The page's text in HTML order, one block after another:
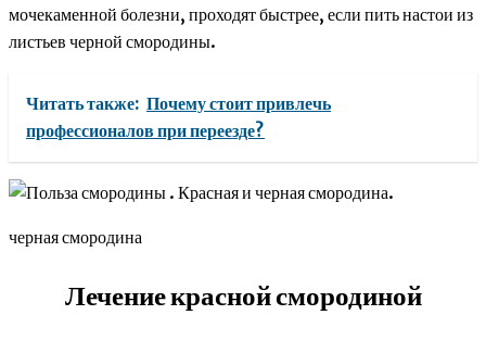
мочекаменной болезни, проходят быстрее, если пить настои из
листьев черной смородины.
Читать также: Почему стоит привлечь
профессионалов при переезде?
черная смородина
Лечение красной смородиной